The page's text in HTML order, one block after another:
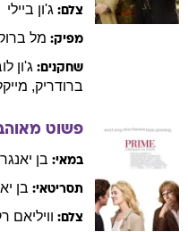
צלם: ג'ון ביילי
מפיק: מל
שחקנים: ג'ון
ברודריק,
פשוט
במאי: בן יאנגר
תסריטאי: בן
צלם: וויליאם